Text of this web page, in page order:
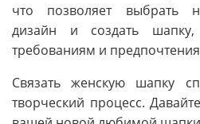
что позволяет выбрать
дизайн и создать
требованиям и
Связать женскую шапку
творческий процесс.